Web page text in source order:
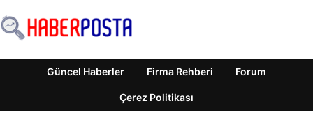
Güncel Haberler Firma Rehberi Forum
Çerez Politikası